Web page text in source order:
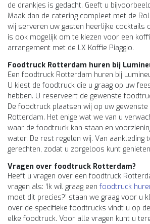
de drankjes is gedacht. Geeft u
Maak dan de catering compleet met de
wij serveren uw gasten heerlijke cocktails
is ook mogelijk om te kiezen voor een
arrangement met de LX Koffie Piaggio.
Foodtruck Rotterdam huren bij
Een foodtruck Rotterdam huren bij
U kiest de foodtruck die u graag op uw
hebben. U reserveert de gewenste
De foodtruck plaatsen wij op uw gewenste
Rotterdam. Het enige wat we van u
waar de foodtruck kan staan en
water. De rest regelen wij. Van aankleding
gerechten, zodat u zorgeloos kunt
Vragen over foodtruck Rotterdam?
Heeft u vragen over een foodtruck
vragen als: ‘Ik wil graag een foodtruck
moet dit precies?’ staan we graag voor u
over de specifieke foodtrucks vindt u op
elke foodtruck. Voor alle vragen kunt u